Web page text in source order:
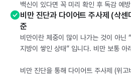
백신이 있다면 꼭 미리 확인 후 독감 예
비만 진단과 다이어트 주사제 (삭센
준
비만이란 체중이 많이 나가는 것이 아닌
지방이 쌓인 상태” 입니다. 비만 보통 아
비만 진단을 통해 다이어트 주사제 (위